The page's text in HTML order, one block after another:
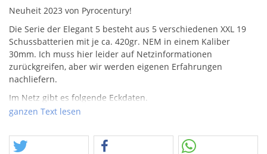
Neuheit 2023 von Pyrocentury!
Die Serie der Elegant 5 besteht aus 5 verschiedenen XXL 19
Schussbatterien mit je ca. 420gr. NEM in einem Kaliber
30mm. Ich muss hier leider auf Netzinformationen
zurückgreifen, aber wir werden eigenen Erfahrungen
nachliefern.
Im Netz gibt es folgende Eckdaten.
- Palmen
- Chrysanthemen
- Crackling
ganzen Text lesen